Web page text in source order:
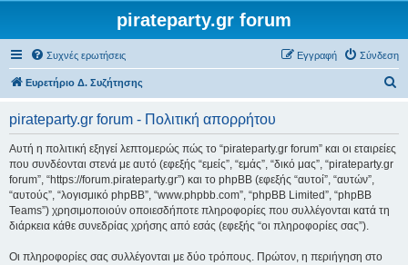
pirateparty.gr forum
Συχνές ερωτήσεις Σύνδεση
Εγγραφή
Ευρετήριο Δ. Συζήτησης
pirateparty.gr forum - Πολιτική απορρήτου
Αυτή η πολιτική εξηγεί λεπτομερώς πώς το “pirateparty.gr forum” και οι εταιρείες
που συνδέονται στενά με αυτό (εφεξής “εμείς”, “εμάς”, “δικό μας”, “pirateparty.gr
forum”, “https://forum.pirateparty.gr”) και το phpBB (εφεξής “αυτοί”, “αυτών”,
“αυτούς”, “λογισμικό phpBB”, “www.phpbb.com”, “phpBB Limited”, “phpBB
Teams”) χρησιμοποιούν οποιεσδήποτε πληροφορίες που συλλέγονται κατά τη
διάρκεια κάθε συνεδρίας χρήσης από εσάς (εφεξής “οι πληροφορίες σας”).
Οι πληροφορίες σας συλλέγονται με δύο τρόπους. Πρώτον, η περιήγηση στο